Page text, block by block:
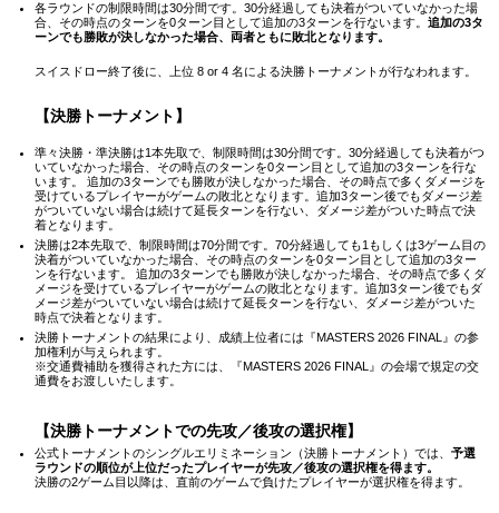
各ラウンドの制限時間は30分間です。30分経過しても決着がついていなかった場
合、その時点のターンを0ターン目として追加の3ターンを行ないます。追加の3タ
ーンでも勝敗が決しなかった場合、両者ともに敗北となります。
スイスドロー終了後に、上位 8 or 4 名による決勝トーナメントが行なわれます。
【決勝トーナメント】
準々決勝・準決勝は1本先取で、制限時間は30分間です。30分経過しても決着がつ
いていなかった場合、その時点のターンを0ターン目として追加の3ターンを行な
います。 追加の3ターンでも勝敗が決しなかった場合、その時点で多くダメージを
受けているプレイヤーがゲームの敗北となります。追加3ターン後でもダメージ差
がついていない場合は続けて延長ターンを行ない、ダメージ差がついた時点で決
着となります。
決勝は2本先取で、制限時間は70分間です。70分経過しても1もしくは3ゲーム目の
決着がついていなかった場合、その時点のターンを0ターン目として追加の3ター
ンを行ないます。 追加の3ターンでも勝敗が決しなかった場合、その時点で多くダ
メージを受けているプレイヤーがゲームの敗北となります。追加3ターン後でもダ
メージ差がついていない場合は続けて延長ターンを行ない、ダメージ差がついた
時点で決着となります。
決勝トーナメントの結果により、成績上位者には『MASTERS 2026 FINAL』の参
加権利が与えられます。
※交通費補助を獲得された方には、『MASTERS 2026 FINAL』の会場で規定の交
通費をお渡しいたします。
【決勝トーナメントでの先攻／後攻の選択権】
公式トーナメントのシングルエリミネーション（決勝トーナメント）では、予選
ラウンドの順位が上位だったプレイヤーが先攻／後攻の選択権を得ます。
決勝の2ゲーム目以降は、直前のゲームで負けたプレイヤーが選択権を得ます。